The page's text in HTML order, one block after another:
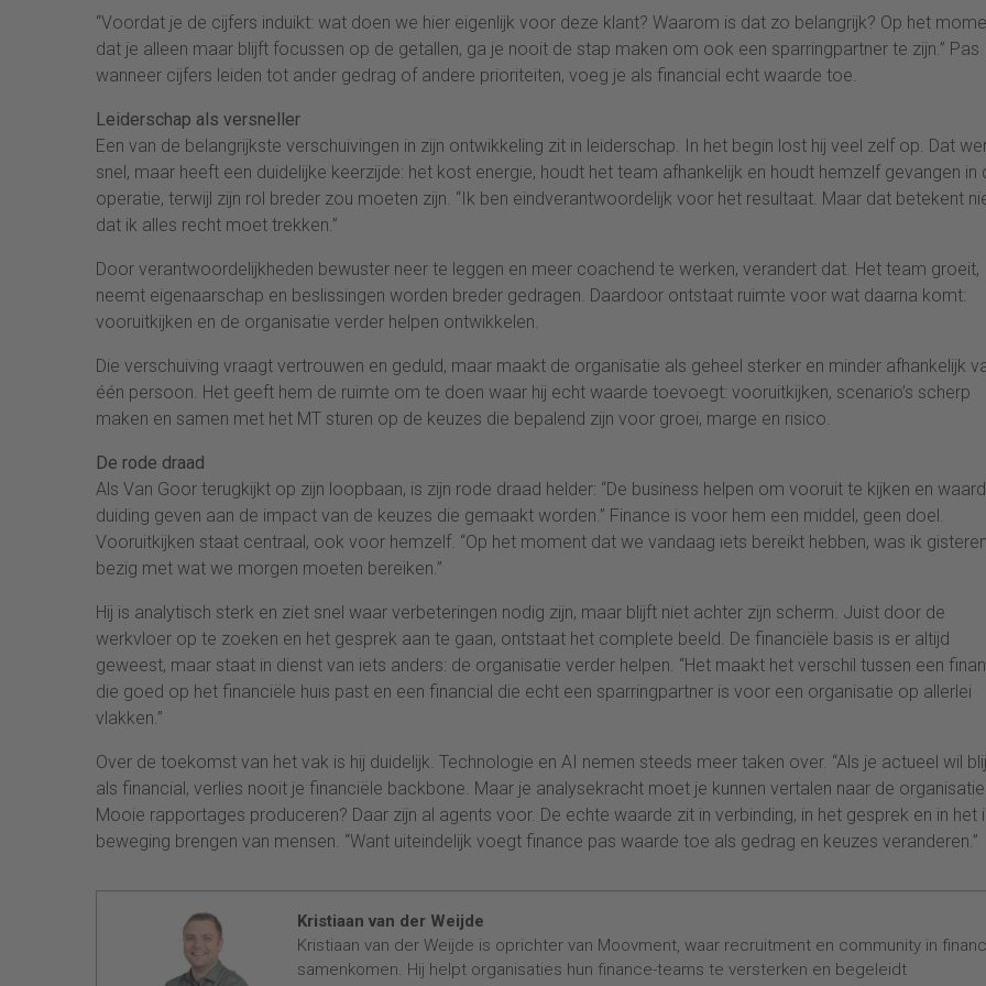
“Voordat je de cijfers induikt: wat doen we hier eigenlijk voor deze klant? Waarom is dat zo belangrijk? Op het
dat je alleen maar blijft focussen op de getallen, ga je nooit de stap maken om ook een sparringpartner te zijn.” Pas
wanneer cijfers leiden tot ander gedrag of andere prioriteiten, voeg je als financial echt waarde toe.
Leiderschap als versneller
Een van de belangrijkste verschuivingen in zijn ontwikkeling zit in leiderschap. In het begin lost hij veel zelf op. Dat
snel, maar heeft een duidelijke keerzijde: het kost energie, houdt het team afhankelijk en houdt hemzelf gevangen in
operatie, terwijl zijn rol breder zou moeten zijn. “Ik ben eindverantwoordelijk voor het resultaat. Maar dat betekent
dat ik alles recht moet trekken.”
Door verantwoordelijkheden bewuster neer te leggen en meer coachend te werken, verandert dat. Het team groeit,
neemt eigenaarschap en beslissingen worden breder gedragen. Daardoor ontstaat ruimte voor wat daarna komt:
vooruitkijken en de organisatie verder helpen ontwikkelen.
Die verschuiving vraagt vertrouwen en geduld, maar maakt de organisatie als geheel sterker en minder afhankelijk
één persoon. Het geeft hem de ruimte om te doen waar hij echt waarde toevoegt: vooruitkijken, scenario’s scherp
maken en samen met het MT sturen op de keuzes die bepalend zijn voor groei, marge en risico.
De rode draad
Als Van Goor terugkijkt op zijn loopbaan, is zijn rode draad helder: “De business helpen om vooruit te kijken en
duiding geven aan de impact van de keuzes die gemaakt worden.” Finance is voor hem een middel, geen doel.
Vooruitkijken staat centraal, ook voor hemzelf. “Op het moment dat we vandaag iets bereikt hebben, was ik
bezig met wat we morgen moeten bereiken.”
Hij is analytisch sterk en ziet snel waar verbeteringen nodig zijn, maar blijft niet achter zijn scherm. Juist door de
werkvloer op te zoeken en het gesprek aan te gaan, ontstaat het complete beeld. De financiële basis is er altijd
geweest, maar staat in dienst van iets anders: de organisatie verder helpen. “Het maakt het verschil tussen een
die goed op het financiële huis past en een financial die echt een sparringpartner is voor een organisatie op allerlei
vlakken.”
Over de toekomst van het vak is hij duidelijk. Technologie en AI nemen steeds meer taken over. “Als je actueel wil
als financial, verlies nooit je financiële backbone. Maar je analysekracht moet je kunnen vertalen naar de
Mooie rapportages produceren? Daar zijn al agents voor. De echte waarde zit in verbinding, in het gesprek en in het
beweging brengen van mensen. “Want uiteindelijk voegt finance pas waarde toe als gedrag en keuzes veranderen.”
Kristiaan van der Weijde
Kristiaan van der Weijde is oprichter van Moovment, waar recruitment en community in
samenkomen. Hij helpt organisaties hun finance-teams te versterken en begeleidt